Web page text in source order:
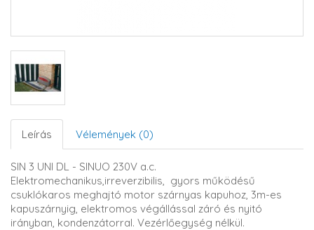
Leírás Vélemények (0)
SIN 3 UNI DL - SINUO 230V a.c.
Elektromechanikus,irreverzibilis, gyors működésű
csuklókaros meghajtó motor szárnyas kapuhoz, 3m-es
kapuszárnyig, elektromos végállással záró és nyitó
irányban, kondenzátorral. Vezérlőegység nélkül.